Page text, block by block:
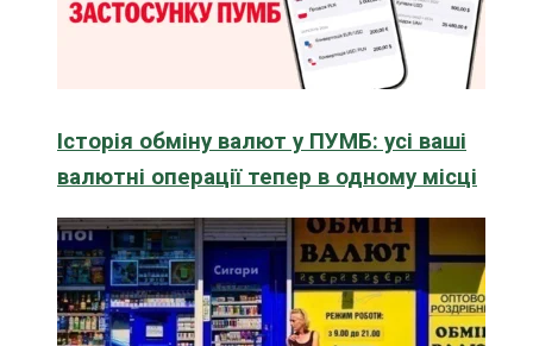
Історія обміну валют у ПУМБ: усі ваші
валютні операції тепер в одному місці